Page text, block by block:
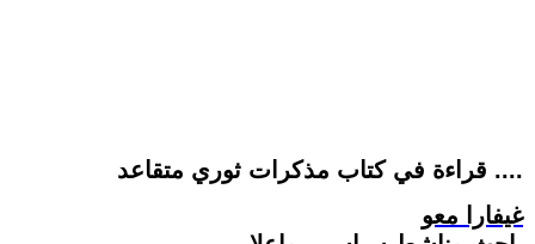
قراءة في كتاب مذكرات ثوري متقاعد ....
غيفارا معو